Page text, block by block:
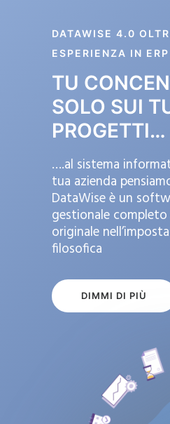
DATAWISE 4.0
ESPERIENZA IN ERP
TU
SOLO SUI
PROGETTI…
….al sistema
tua azienda
DataWise è un
gestionale
originale
filosofica
DIMMI DI PIÙ